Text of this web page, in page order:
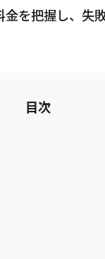
を把握し、失
目次